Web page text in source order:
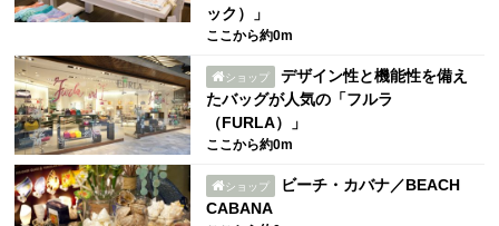
ック）」
ここから約0m
ショップ
デザイン性と機能性を備え
たバッグが人気の「フルラ
（FURLA）」
ここから約0m
ショップ
ビーチ・カバナ／BEACH
CABANA